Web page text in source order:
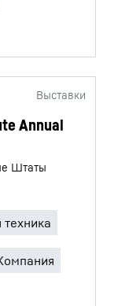
Выставки
Annual
Штаты